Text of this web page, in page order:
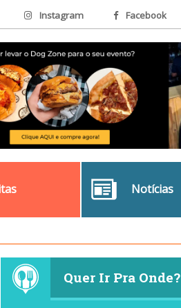
Instagram Facebook
Notícias
Quer Ir Pra Onde?